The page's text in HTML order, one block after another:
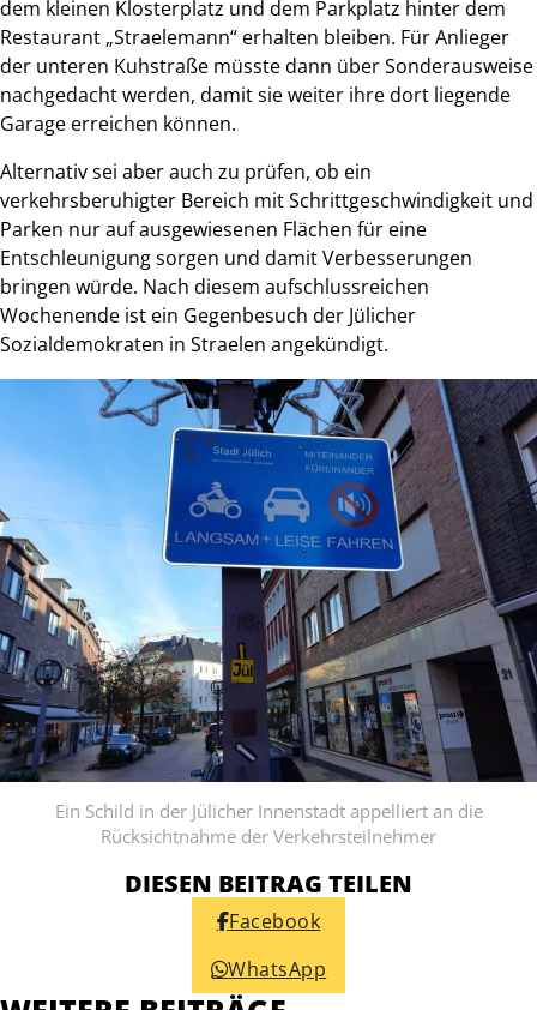
dem kleinen Klosterplatz und dem Parkplatz hinter dem
Restaurant „Straelemann“ erhalten bleiben. Für Anlieger
der unteren Kuhstraße müsste dann über Sonderausweise
nachgedacht werden, damit sie weiter ihre dort liegende
Garage erreichen können.
Alternativ sei aber auch zu prüfen, ob ein
verkehrsberuhigter Bereich mit Schrittgeschwindigkeit und
Parken nur auf ausgewiesenen Flächen für eine
Entschleunigung sorgen und damit Verbesserungen
bringen würde. Nach diesem aufschlussreichen
Wochenende ist ein Gegenbesuch der Jülicher
Sozialdemokraten in Straelen angekündigt.
Ein Schild in der Jülicher Innenstadt appelliert an die
Rücksichtnahme der Verkehrsteilnehmer
DIESEN BEITRAG TEILEN
Facebook
WhatsApp